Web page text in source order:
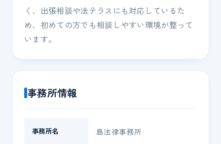
く、出張相談や法テラスにも対応しているた
め、初めての方でも相談しやすい環境が整って
います。
事務所情報
事務所名 島法律事務所